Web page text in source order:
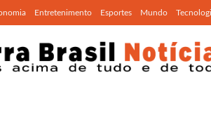
Entretenimento Esportes Mundo